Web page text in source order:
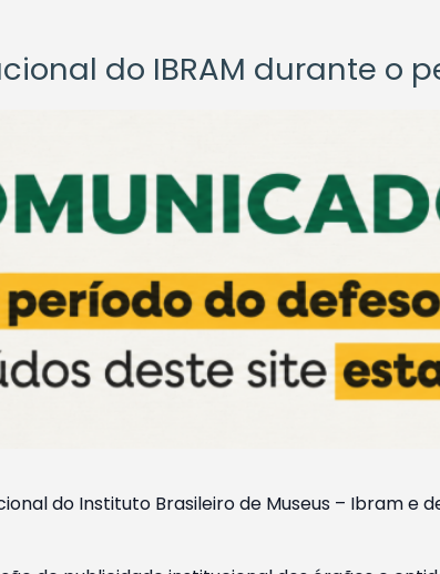
do IBRAM durante o
do Instituto Brasileiro de Museus – Ibram e